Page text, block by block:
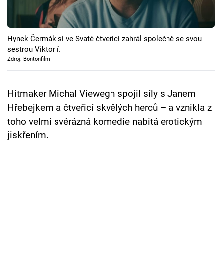
Pořady
TV Program
Sledujte prima+
Sledujte nás
Hynek Čermák si ve Svaté čtveřici zahrál společně se svou
sestrou Viktorií.
Zdroj: Bontonfilm
Hitmaker Michal Viewegh spojil síly s Janem
Hřebejkem a čtveřicí skvělých herců – a vznikla z
toho velmi svérázná komedie nabitá erotickým
jiskřením.